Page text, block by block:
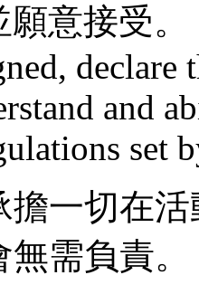
意接受。
and
set
擔一切在
需負責。